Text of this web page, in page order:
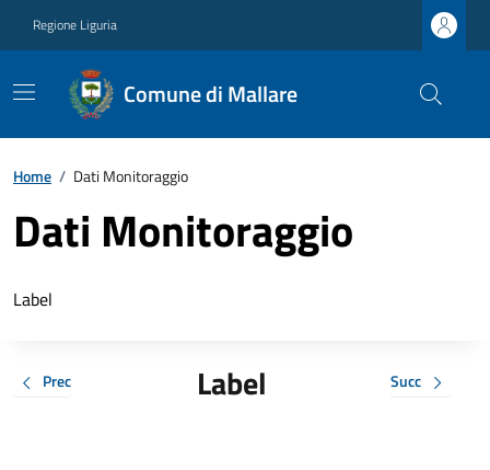
Regione Liguria
Comune di Mallare
Home / Dati Monitoraggio
Dati Monitoraggio
Label
Prec Label Succ